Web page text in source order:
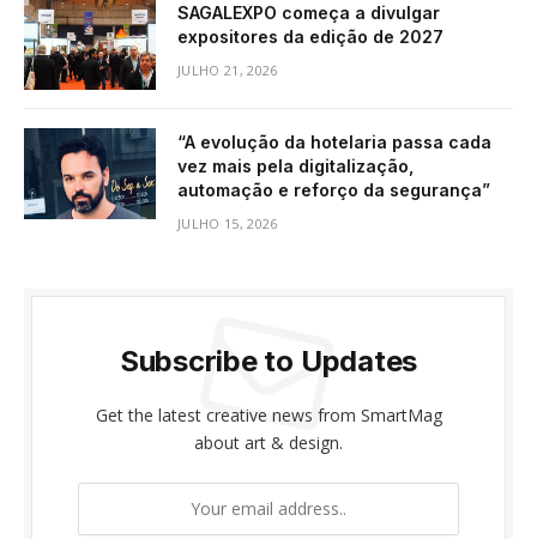
SAGALEXPO começa a divulgar
expositores da edição de 2027
JULHO 21, 2026
“A evolução da hotelaria passa cada
vez mais pela digitalização,
automação e reforço da segurança”
JULHO 15, 2026
Subscribe to Updates
Get the latest creative news from SmartMag
about art & design.